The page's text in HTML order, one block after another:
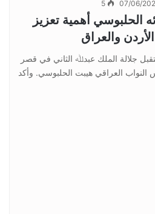
5
الحلبوسي أهمية تعزيز
الأردن والعراق
جلالة الملك عبدﷲ الثاني في قصر
النواب العراقي هيبت الحلبوسي. وأكد